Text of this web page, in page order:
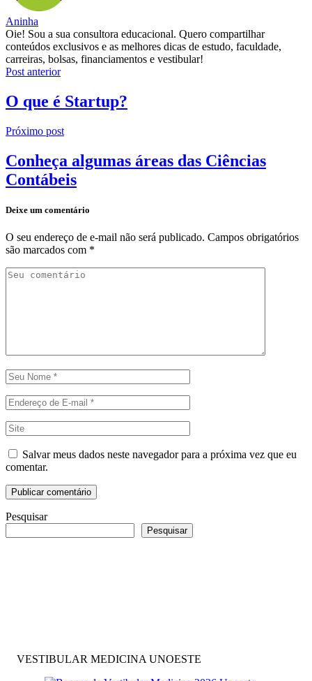
Aninha
Oie! Sou a sua consultora educacional. Quero compartilhar
conteúdos exclusivos e as melhores dicas de estudo, faculdade,
carreiras, bolsas, financiamentos e vestibular!
Post anterior
O que é Startup?
Próximo post
Conheça algumas áreas das Ciências
Contábeis
Deixe um comentário
O seu endereço de e-mail não será publicado. Campos obrigatórios
são marcados com *
Salvar meus dados neste navegador para a próxima vez que eu
comentar.
Pesquisar
Pesquisar
VESTIBULAR MEDICINA UNOESTE